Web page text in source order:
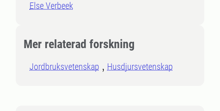
Else Verbeek
Mer relaterad forskning
Jordbruksvetenskap Husdjursvetenskap